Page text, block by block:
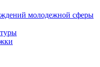
молодежной сферы